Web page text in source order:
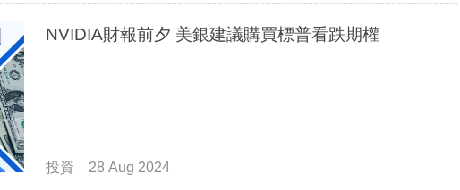
NVIDIA財報前夕 美銀建議購買標普看跌期權
投資 28 Aug 2024